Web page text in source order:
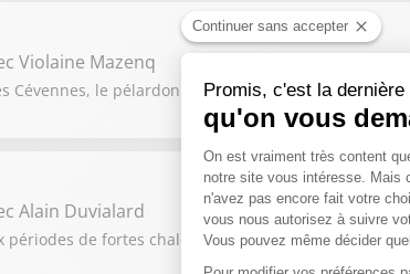
Violaine Mazenq
Cévennes, le pélardon raconte à lui seul le savoir-
Alain Duvialard
périodes de fortes chaleurs, les éleveurs et